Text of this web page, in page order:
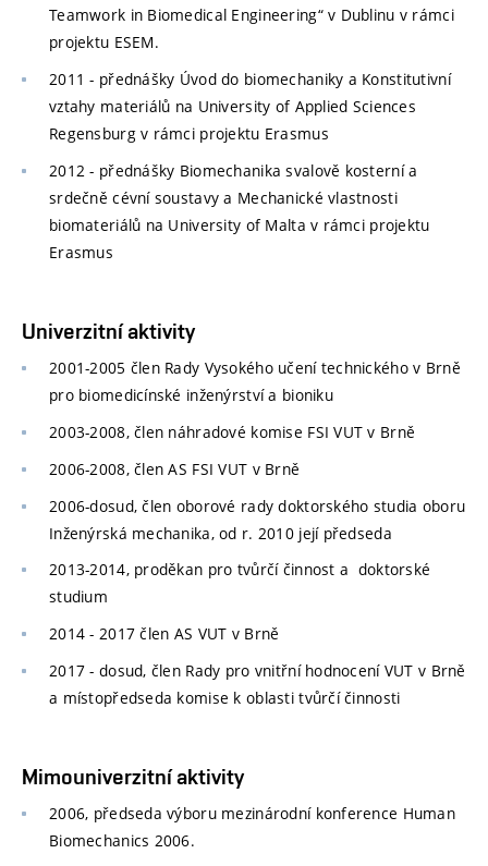
Teamwork in Biomedical Engineering“ v Dublinu v rámci
projektu ESEM.
2011 - přednášky Úvod do biomechaniky a Konstitutivní
vztahy materiálů na University of Applied Sciences
Regensburg v rámci projektu Erasmus
2012 - přednášky Biomechanika svalově kosterní a
srdečně cévní soustavy a Mechanické vlastnosti
biomateriálů na University of Malta v rámci projektu
Erasmus
Univerzitní aktivity
2001-2005 člen Rady Vysokého učení technického v Brně
pro biomedicínské inženýrství a bioniku
2003-2008, člen náhradové komise FSI VUT v Brně
2006-2008, člen AS FSI VUT v Brně
2006-dosud, člen oborové rady doktorského studia oboru
Inženýrská mechanika, od r. 2010 její předseda
2013-2014, proděkan pro tvůrčí činnost a doktorské
studium
2014 - 2017 člen AS VUT v Brně
2017 - dosud, člen Rady pro vnitřní hodnocení VUT v Brně
a místopředseda komise k oblasti tvůrčí činnosti
Mimouniverzitní aktivity
2006, předseda výboru mezinárodní konference Human
Biomechanics 2006.